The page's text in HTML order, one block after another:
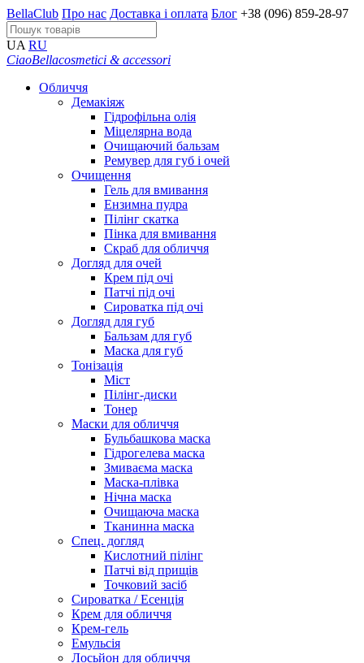
BellaClub Про нас Доставка і оплата Блог +38 (096) 859-28-97
UA RU
CiaoBellacosmetici & accessori
Обличчя
Демакіяж
Гідрофільна олія
Міцелярна вода
Очищаючий бальзам
Ремувер для губ і очей
Очищення
Гель для вмивання
Ензимна пудра
Пілінг скатка
Пінка для вмивання
Скраб для обличчя
Догляд для очей
Крем під очі
Патчі під очі
Сироватка під очі
Догляд для губ
Бальзам для губ
Маска для губ
Тонізація
Міст
Пілінг-диски
Тонер
Маски для обличчя
Бульбашкова маска
Гідрогелева маска
Змиваєма маска
Маска-плівка
Нічна маска
Очищаюча маска
Тканинна маска
Спец. догляд
Кислотний пілінг
Патчі від прищів
Точковий засіб
Сироватка / Есенція
Крем для обличчя
Крем-гель
Емульсія
Лосьйон для обличчя